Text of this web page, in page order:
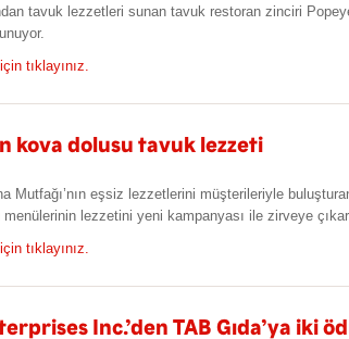
tavuk lezzetleri sunan tavuk restoran zinciri
tıklayınız.
kova dolusu tavuk lezzeti
Mutfağı’nın eşsiz lezzetlerini müşterileriyle
lezzetini yeni kampanyası ile zirveye
tıklayınız.
Inc.’den TAB Gıda’ya iki